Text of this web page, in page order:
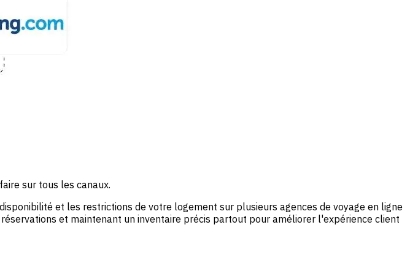
sur tous les canaux.
et les restrictions de votre logement sur plusieurs agences de voyage en ligne
et maintenant un inventaire précis partout pour améliorer l'expérience client